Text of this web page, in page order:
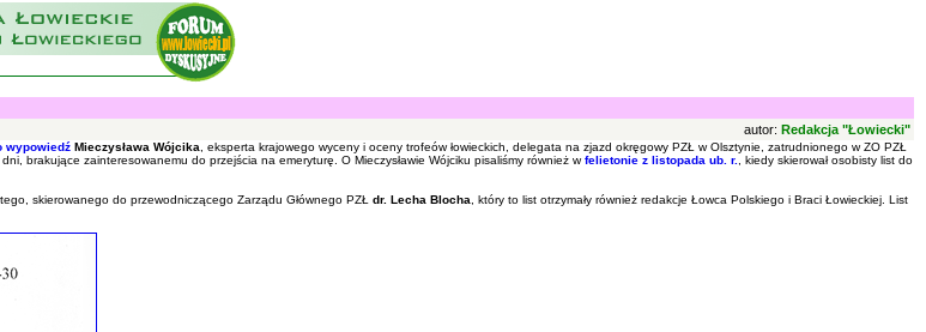
autor: Redakcja "Łowiecki"
wypowiedź Mieczysława Wójcika , eksperta krajowego wyceny i oceny trofeów łowieckich, delegata na zjazd okręgowy PZŁ w Olsztynie, zatrudnionego w ZO PZŁ
brakujące zainteresowanemu do przejścia na emeryturę. O Mieczysławie Wójciku pisaliśmy również wfelietonie z listopada ub. r.
, kiedy skierował osobisty list do
skierowanego do przewodniczącego Zarządu Głównego PZŁ dr. Lecha Blocha , który to list otrzymały również redakcje Łowca Polskiego i Braci Łowieckiej. List